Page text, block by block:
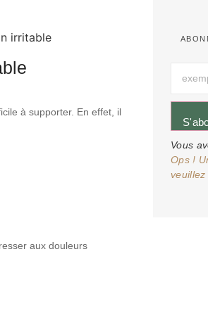
à supporter. En effet, il
aux douleurs
Vous
Ops !